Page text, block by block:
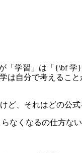
「学習」は「{\bf
は自分で考えるこ
、それはどの公式
なくなるの仕方ない